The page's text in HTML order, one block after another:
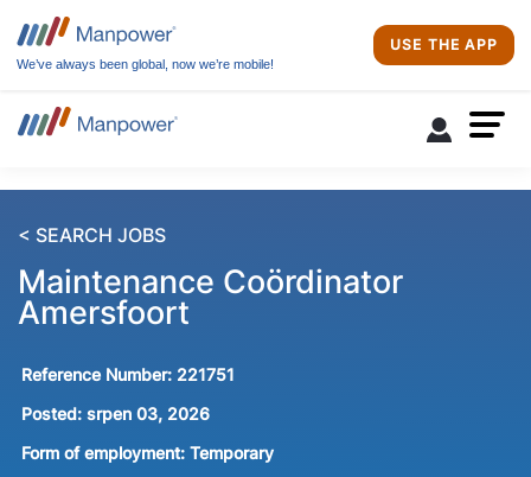
We’ve always been global, now we’re mobile!
USE THE APP
< SEARCH JOBS
Maintenance Coördinator
Amersfoort
Reference Number: 221751
Posted: srpen 03, 2026
Form of employment: Temporary